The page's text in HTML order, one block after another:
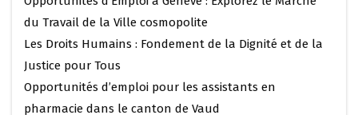
du Travail de la Ville cosmopolite
Les Droits Humains : Fondement de la Dignité et de la
Justice pour Tous
Opportunités d’emploi pour les assistants en
pharmacie dans le canton de Vaud